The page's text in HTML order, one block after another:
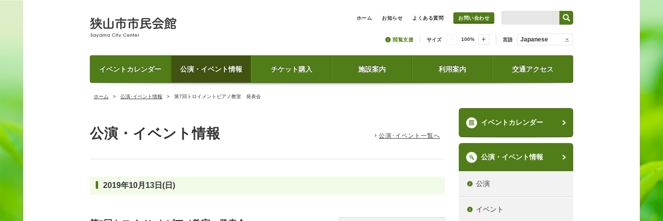
ホーム お知らせ よくある質問 お問い合わせ
閲覧支援 サイズ 100% 言語 Japanese
イベントカレンダー 公演・イベント情報 チケット購入 施設案内 利用案内 交通アクセス
ホーム 公演･イベント情報 第7回トロイメントピアノ教室 発表会
公演・イベント情報 公演･イベント一覧へ
2019年10月13日(日)
イベントカレンダー
公演・イベント情報
公演
イベント